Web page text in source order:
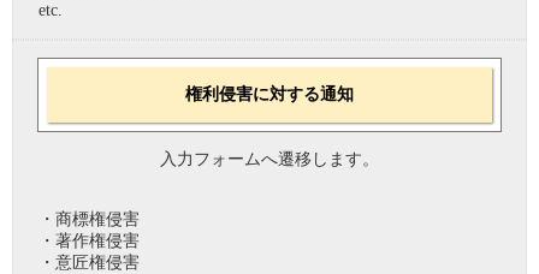
etc.
権利侵害に対する通知
入力フォームへ遷移します。
・商標権侵害
・著作権侵害
・意匠権侵害